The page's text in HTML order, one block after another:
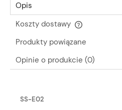
Opis
Koszty dostawy
Cena nie zawiera ewentualnych
Produkty powiązane
Opinie o produkcie (0)
SS-E02